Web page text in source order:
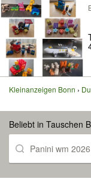
Kleinanzeigen Bonn
Beliebt in Tauschen
Panini wm 2026